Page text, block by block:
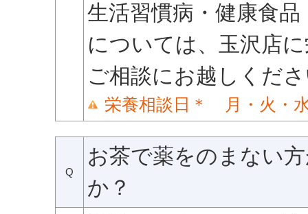
生活習慣病・健康食
については、玉沢店
ご相談にお越しくだ
栄養相談日＊ 月・火・
Q
お茶で薬をのまない
か？